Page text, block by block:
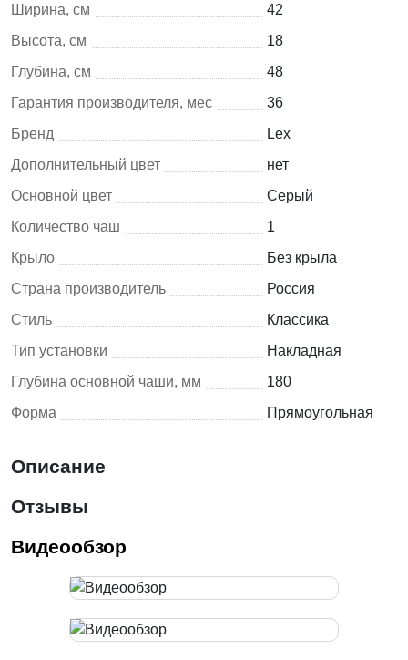
Ширина, см
42
Высота, см
18
Глубина, см
48
Гарантия производителя, мес
36
Бренд
Lex
Дополнительный цвет
нет
Основной цвет
Серый
Количество чаш
1
Крыло
Без крыла
Страна производитель
Россия
Стиль
Классика
Тип установки
Накладная
Глубина основной чаши, мм
180
Форма
Прямоугольная
Описание
Отзывы
Видеообзор